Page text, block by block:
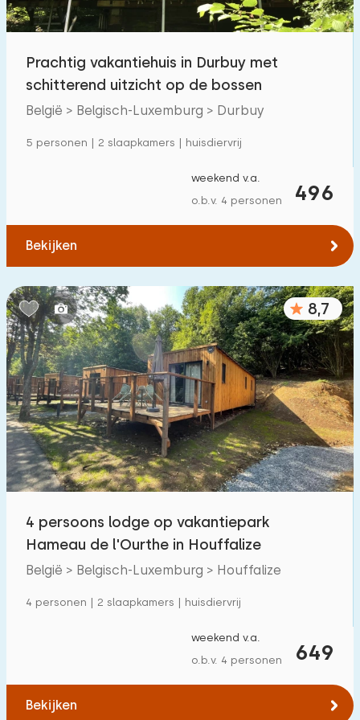
Kinderfaciliteiten op park 29
Toegankelijkheid
Prachtig vakantiehuis in Durbuy met
schitterend uitzicht op de bossen
België > Belgisch-Luxemburg > Durbuy
5 personen | 2 slaapkamers | huisdiervrij
496
weekend v.a.
o.b.v. 4 personen
Bekijken
8,7
4 persoons lodge op vakantiepark
Hameau de l'Ourthe in Houffalize
België > Belgisch-Luxemburg > Houffalize
4 personen | 2 slaapkamers | huisdiervrij
649
weekend v.a.
o.b.v. 4 personen
Bekijken